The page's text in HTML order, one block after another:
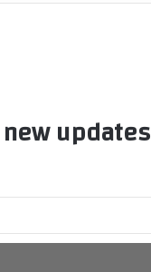
updates!